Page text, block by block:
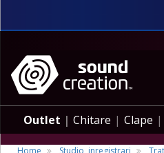
Outlet Chitare Clape
Home Studio, inregistrari